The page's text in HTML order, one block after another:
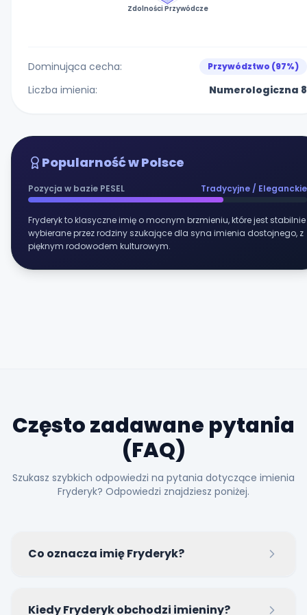
Zdolności Przywódcze
Dominująca cecha: Przywództwo (97%)
Liczba imienia: Numerologiczna 8
Popularność w Polsce
Pozycja w bazie PESEL Tradycyjne / Eleganckie
Fryderyk to klasyczne imię o mocnym brzmieniu, które jest stabilnie
wybierane przez rodziny szukające dla syna imienia dostojnego, z
pięknym rodowodem kulturowym.
Często zadawane pytania
(FAQ)
Szukasz szybkich odpowiedzi na pytania dotyczące imienia
Fryderyk? Odpowiedzi znajdziesz poniżej.
Co oznacza imię Fryderyk?
Kiedy Fryderyk obchodzi imieniny?